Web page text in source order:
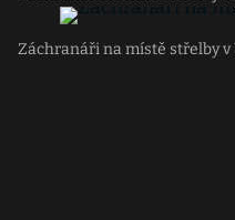
Záchranáři na místě střelby